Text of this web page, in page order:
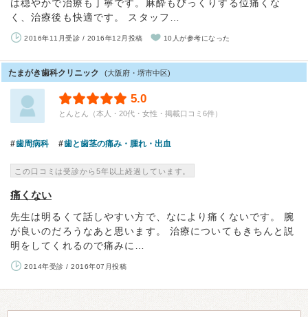
は穏やかで治療も丁寧です。麻酔もびっくりする位痛くな
く、治療後も快適です。 スタッフ…
2016年11月受診 / 2016年12月投稿 10人が参考になった
たまがき歯科クリニック (大阪府・堺市中区)
5.0
とんとん（本人・20代・女性・掲載口コミ6件）
歯周病科 歯と歯茎の痛み・腫れ・出血
この口コミは受診から5年以上経過しています。
痛くない
先生は明るくて話しやすい方で、なにより痛くないです。 腕
が良いのだろうなあと思います。 治療についてもきちんと説
明をしてくれるので痛みに…
2014年受診 / 2016年07月投稿